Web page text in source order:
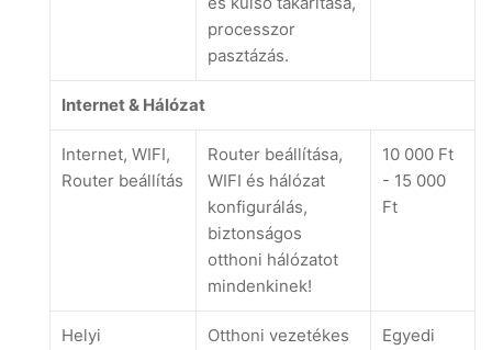
processzor
pasztázás.
Internet & Hálózat
Internet, WIFI,
Router beállítás
Router beállítása,
WIFI és hálózat
konfigurálás,
biztonságos
otthoni hálózatot
mindenkinek!
10 000 Ft
- 15 000
Ft
Helyi
Otthoni vezetékes
Egyedi